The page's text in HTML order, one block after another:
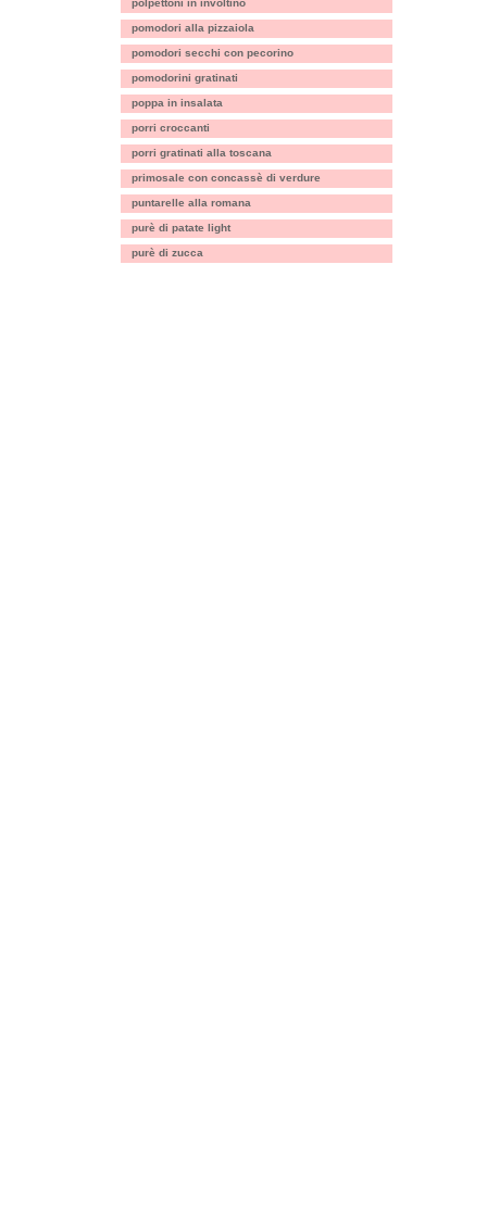
polpettoni in involtino
pomodori alla pizzaiola
pomodori secchi con pecorino
pomodorini gratinati
poppa in insalata
porri croccanti
porri gratinati alla toscana
primosale con concassè di verdure
puntarelle alla romana
purè di patate light
purè di zucca